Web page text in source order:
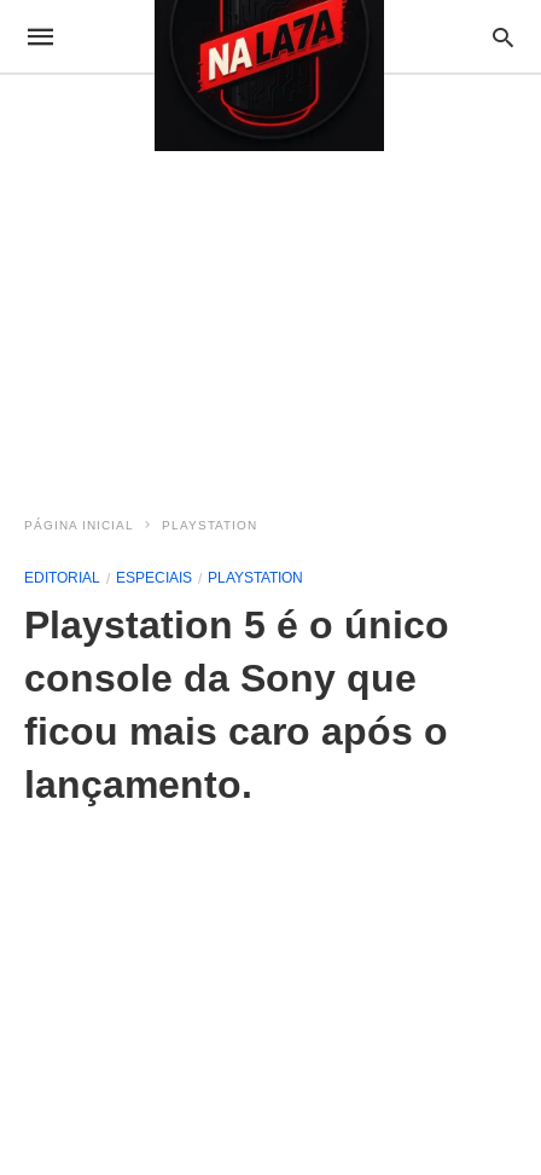
PÁGINA INICIAL PLAYSTATION
EDITORIAL ESPECIAIS PLAYSTATION
Playstation 5 é o único
console da Sony que
ficou mais caro após o
lançamento.